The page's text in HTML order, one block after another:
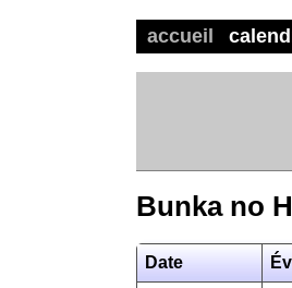
accueil
Bunka no
Date